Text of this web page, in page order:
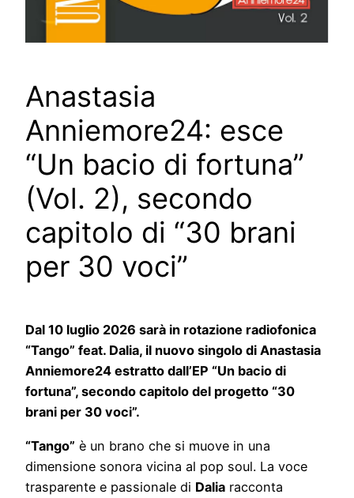
Anastasia
Anniemore24: esce
“Un bacio di fortuna”
(Vol. 2), secondo
capitolo di “30 brani
per 30 voci”
Dal 10 luglio 2026 sarà in rotazione radiofonica
“Tango” feat. Dalia, il nuovo singolo di Anastasia
Anniemore24 estratto dall’EP “Un bacio di
fortuna”, secondo capitolo del progetto “30
brani per 30 voci”.
“Tango” è un brano che si muove in una
dimensione sonora vicina al pop soul. La voce
trasparente e passionale di Dalia racconta